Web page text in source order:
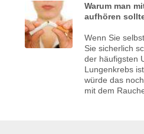
Warum man
aufhören
Wenn Sie
Sie sicherlich
der häufigsten
Lungenkrebs
würde das
mit dem